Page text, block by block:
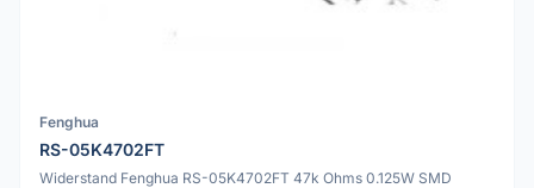
Fenghua
RS-05K4702FT
Widerstand Fenghua RS-05K4702FT 47k Ohms 0.125W SMD